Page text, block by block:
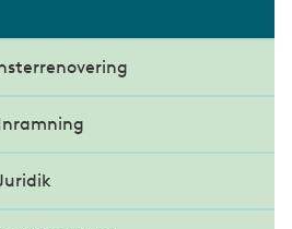
Training
Papperskonst